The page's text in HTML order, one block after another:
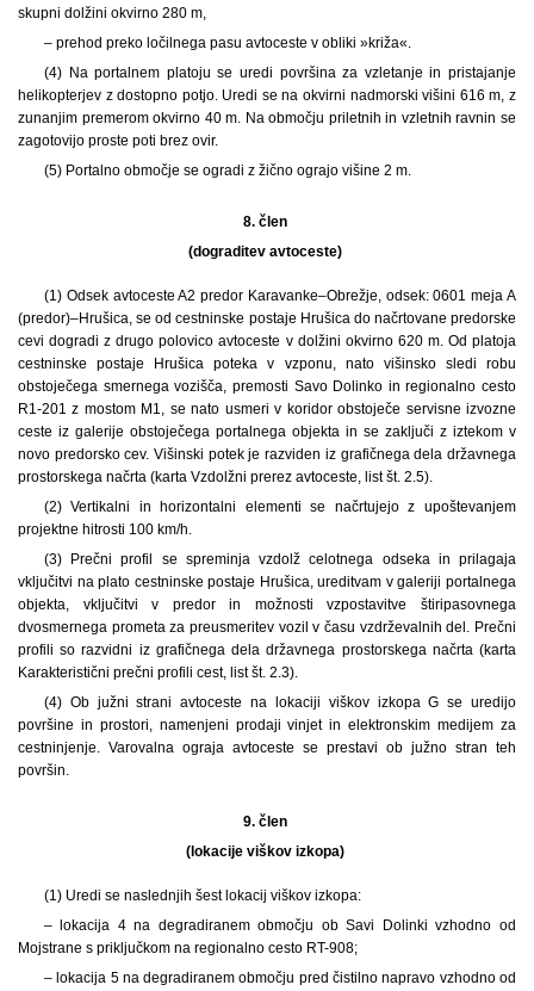
skupni dolžini okvirno 280 m,
– prehod preko ločilnega pasu avtoceste v obliki »križa«.
(4) Na portalnem platoju se uredi površina za vzletanje in pristajanje
helikopterjev z dostopno potjo. Uredi se na okvirni nadmorski višini 616 m, z
zunanjim premerom okvirno 40 m. Na območju priletnih in vzletnih ravnin se
zagotovijo proste poti brez ovir.
(5) Portalno območje se ogradi z žično ograjo višine 2 m.
8. člen
(dograditev avtoceste)
(1) Odsek avtoceste A2 predor Karavanke–Obrežje, odsek: 0601 meja A
(predor)–Hrušica, se od cestninske postaje Hrušica do načrtovane predorske
cevi dogradi z drugo polovico avtoceste v dolžini okvirno 620 m. Od platoja
cestninske postaje Hrušica poteka v vzponu, nato višinsko sledi robu
obstoječega smernega vozišča, premosti Savo Dolinko in regionalno cesto
R1-201 z mostom M1, se nato usmeri v koridor obstoječe servisne izvozne
ceste iz galerije obstoječega portalnega objekta in se zaključi z iztekom v
novo predorsko cev. Višinski potek je razviden iz grafičnega dela državnega
prostorskega načrta (karta Vzdolžni prerez avtoceste, list št. 2.5).
(2) Vertikalni in horizontalni elementi se načrtujejo z upoštevanjem
projektne hitrosti 100 km/h.
(3) Prečni profil se spreminja vzdolž celotnega odseka in prilagaja
vključitvi na plato cestninske postaje Hrušica, ureditvam v galeriji portalnega
objekta, vključitvi v predor in možnosti vzpostavitve štiripasovnega
dvosmernega prometa za preusmeritev vozil v času vzdrževalnih del. Prečni
profili so razvidni iz grafičnega dela državnega prostorskega načrta (karta
Karakteristični prečni profili cest, list št. 2.3).
(4) Ob južni strani avtoceste na lokaciji viškov izkopa G se uredijo
površine in prostori, namenjeni prodaji vinjet in elektronskim medijem za
cestninjenje. Varovalna ograja avtoceste se prestavi ob južno stran teh
površin.
9. člen
(lokacije viškov izkopa)
(1) Uredi se naslednjih šest lokacij viškov izkopa:
– lokacija 4 na degradiranem območju ob Savi Dolinki vzhodno od
Mojstrane s priključkom na regionalno cesto RT-908;
– lokacija 5 na degradiranem območju pred čistilno napravo vzhodno od